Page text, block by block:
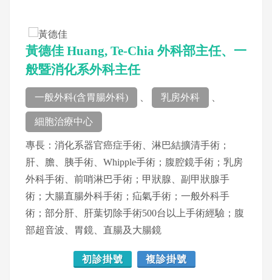
黃德佳 Huang, Te-Chia 外科部主任、一
般暨消化系外科主任
一般外科(含胃腸外科) 乳房外科
細胞治療中心
專長：消化系器官癌症手術、淋巴結擴清手術；
肝、膽、胰手術、Whipple手術；腹腔鏡手術；乳房
外科手術、前哨淋巴手術；甲狀腺、副甲狀腺手
術；大腸直腸外科手術；疝氣手術；一般外科手
術；部分肝、肝葉切除手術500台以上手術經驗；腹
部超音波、胃鏡、直腸及大腸鏡
初診掛號 複診掛號